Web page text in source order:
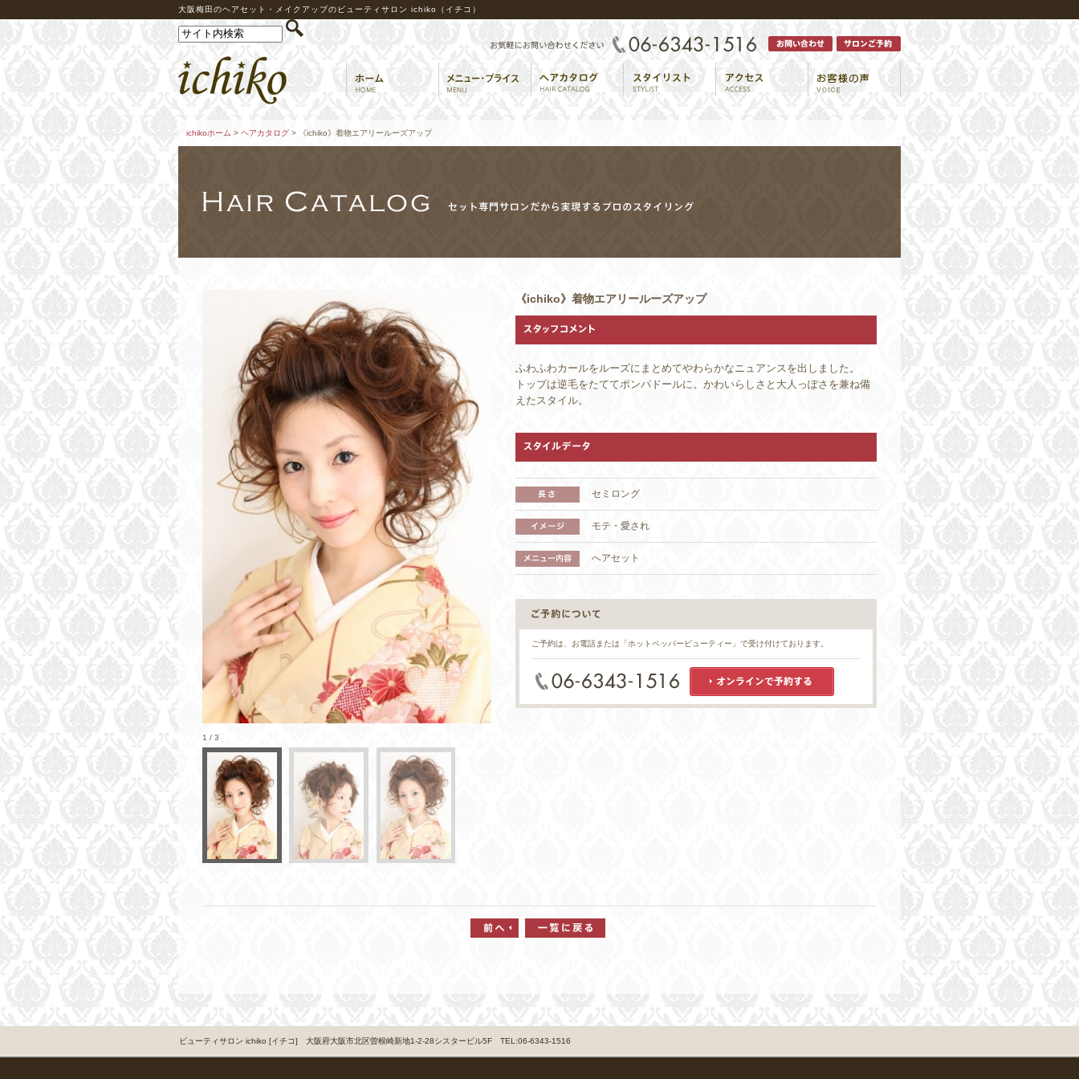
大阪梅田のヘアセット・メイクアップのビューティサロン ichiko（イチコ）
ichikoホーム > ヘアカタログ > 《ichiko》着物エアリールーズアップ
《ichiko》着物エアリールーズアップ
ふわふわカールをルーズにまとめてやわらかなニュアンスを出しました。
トップは逆毛をたててポンパドールに。かわいらしさと大人っぽさを兼ね備
えたスタイル。
セミロング
モテ・愛され
へアセット
ご予約は、お電話または「ホットペッパービューティー」で受け付けております。
1 / 3
ビューティサロン ichiko [イチコ] 大阪府大阪市北区曽根崎新地1-2-28シスタービル5F TEL:06-6343-1516